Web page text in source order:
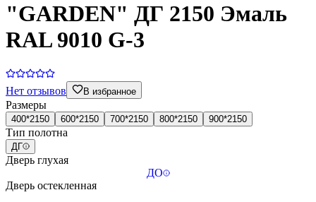
"GARDEN" ДГ 2150 Эмаль
RAL 9010 G-3
Нет отзывов В избранное
Размеры
400*2150 600*2150 700*2150 800*2150 900*2150
Тип полотна
ДГ
Дверь глухая
ДО
Дверь остекленная